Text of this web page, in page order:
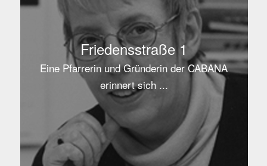
Friedensstraße 1
Eine Pfarrerin und Gründerin der CABANA
erinnert sich ...